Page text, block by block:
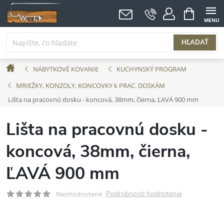
Prejsť
na
obsah
HĽADAŤ
NÁKUPNÝ
KOŠÍK
DomovNÁBYTKOVÉ KOVANIE
KUCHYNSKÝ PROGRAM
MRIEŽKY, KONZOLY, KONCOVKY k PRAC. DOSKÁM
Lišta na pracovnú dosku - koncová, 38mm, čierna, ĽAVÁ 900 mm
Lišta na pracovnú dosku -
koncová, 38mm, čierna,
ĽAVÁ 900 mm
Neohodnotené Podrobnosti hodnotenia